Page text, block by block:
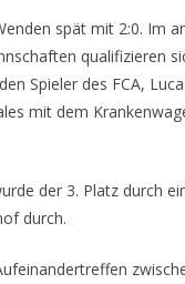
spät mit 2:0. Im
qualifizieren
Spieler des FCA,
mit dem
der 3. Platz durch
durch.